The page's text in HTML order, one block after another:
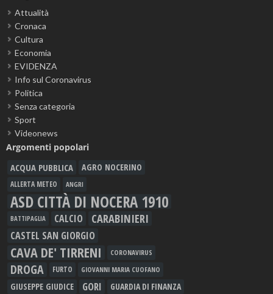
Attualità
Cronaca
Cultura
Economia
EVIDENZA
Info sul Coronavirus
Politica
Senza categoria
Sport
Videonews
Argomenti popolari
ACQUA PUBBLICA AGRO NOCERINO
ALLERTA METEO ANGRI
ASD CITTÀ DI NOCERA 1910
BATTIPAGLIA CALCIO CARABINIERI
CASTEL SAN GIORGIO
CAVA DE' TIRRENI CORONAVIRUS
DROGA FURTO GIOVANNI MARIA CUOFANO
GIUSEPPE GIUDICE GORI GUARDIA DI FINANZA